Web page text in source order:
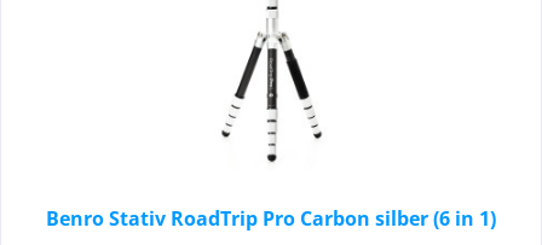
Benro Stativ RoadTrip Pro Carbon silber (6 in 1)